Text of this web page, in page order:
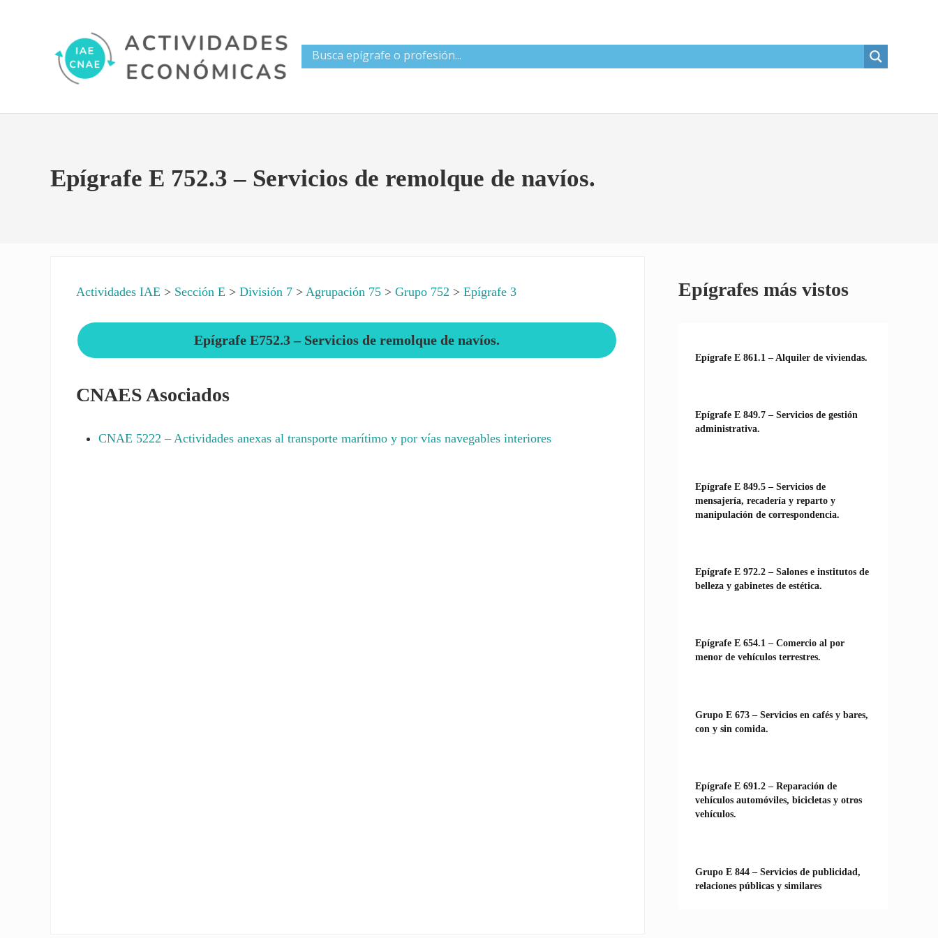
Epígrafe E 752.3 – Servicios de remolque de navíos.
Actividades IAE > Sección E >División 7 >Agrupación 75 >Grupo 752 >Epígrafe 3
Epígrafe E752.3 – Servicios de remolque de navíos.
CNAES Asociados
CNAE 5222 – Actividades anexas al transporte marítimo y por vías navegables interiores
Epígrafes más vistos
Epígrafe E 861.1 – Alquiler de viviendas.
Epígrafe E 849.7 – Servicios de gestión
administrativa.
Epígrafe E 849.5 – Servicios de
mensajería, recadería y reparto y
manipulación de correspondencia.
Epígrafe E 972.2 – Salones e institutos de
belleza y gabinetes de estética.
Epígrafe E 654.1 – Comercio al por
menor de vehículos terrestres.
Grupo E 673 – Servicios en cafés y bares,
con y sin comida.
Epígrafe E 691.2 – Reparación de
vehículos automóviles, bicicletas y otros
vehículos.
Grupo E 844 – Servicios de publicidad,
relaciones públicas y similares